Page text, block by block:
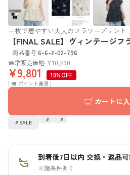
一枚で着やすい大人のフラワープリント
【FINAL SALE】ヴィンテージ
商品番号6-6-2-02-796
通常販売価格 ¥10,890
¥9,801 10%OFF
[ 98 ポイント進呈 ]
カートに
SALE
到着後7日以内 交換・返品
※諸条件あり